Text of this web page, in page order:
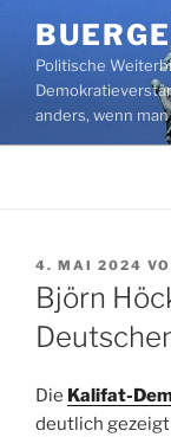
Inhalt
springenPolitische
anders, wenn
AM
4. MAI 2024
Björn
Die Kalifat-
deutlich